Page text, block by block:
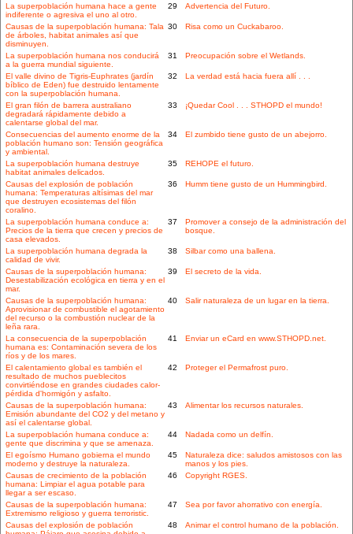
La superpoblación humana hace a gente
indiferente o agresiva el uno al otro.
29 Advertencia del Futuro.
Causas de la superpoblación humana: Tala
de árboles, habitat animales así que
disminuyen.
30 Risa como un Cuckabaroo.
La superpoblación humana nos conducirá
a la guerra mundial siguiente.
31 Preocupación sobre el Wetlands.
El valle divino de Tigris-Euphrates (jardín
bíblico de Eden) fue destruido lentamente
con la superpoblación humana.
32 La verdad está hacia fuera allí . . .
El gran filón de barrera australiano
degradará rápidamente debido a
calentarse global del mar.
33 ¡Quedar Cool . . . STHOPD el mundo!
Consecuencias del aumento enorme de la
población humano son: Tensión geográfica
y ambiental.
34 El zumbido tiene gusto de un abejorro.
La superpoblación humana destruye
habitat animales delicados.
35 REHOPE el futuro.
Causas del explosión de población
humana: Temperaturas altísimas del mar
que destruyen ecosistemas del filón
coralino.
36 Humm tiene gusto de un Hummingbird.
La superpoblación humana conduce a:
Precios de la tierra que crecen y precios de
casa elevados.
37
Promover a consejo de la administración del
bosque.
La superpoblación humana degrada la
calidad de vivir.
38 Silbar como una ballena.
Causas de la superpoblación humana:
Desestabilización ecológica en tierra y en el
mar.
39 El secreto de la vida.
Causas de la superpoblación humana:
Aprovisionar de combustible el agotamiento
del recurso o la combustión nuclear de la
leña rara.
40 Salir naturaleza de un lugar en la tierra.
La consecuencia de la superpoblación
humana es: Contaminación severa de los
ríos y de los mares.
41 Enviar un eCard en www.STHOPD.net.
El calentamiento global es también el
resultado de muchos pueblecitos
convirtiéndose en grandes ciudades calor-
pérdida d'hormigón y asfalto.
42 Proteger el Permafrost puro.
Causas de la superpoblación humana:
Emisión abundante del CO2 y del metano y
así el calentarse global.
43 Alimentar los recursos naturales.
La superpoblación humana conduce a:
gente que discrimina y que se amenaza.
44 Nadada como un delfín.
El egoísmo Humano gobierna el mundo
moderno y destruye la naturaleza.
45
Naturaleza dice: saludos amistosos con las
manos y los pies.
Causas de crecimiento de la población
humana: Limpiar el agua potable para
llegar a ser escaso.
46 Copyright RGES.
Causas de la superpoblación humana:
Extremismo religioso y guerra terroristic.
47 Sea por favor ahorrativo con energía.
Causas del explosión de población
48 Animar el control humano de la población.